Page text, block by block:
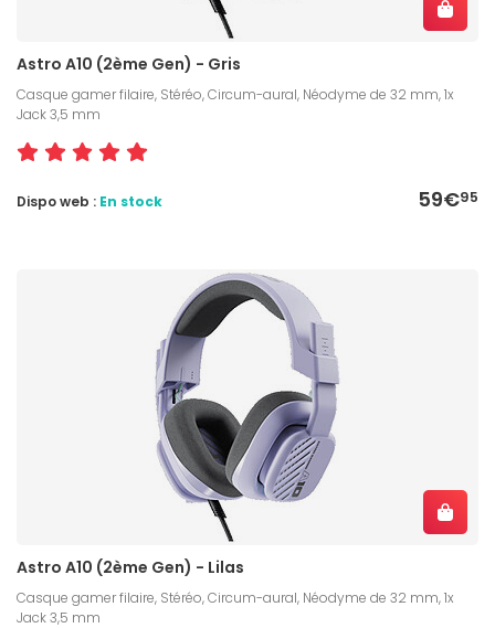
Astro A10 (2ème Gen) - Gris
Casque gamer filaire, Stéréo, Circum-aural, Néodyme de 32 mm, 1x
Jack 3,5 mm
59€95
Dispo web : En stock
Astro A10 (2ème Gen) - Lilas
Casque gamer filaire, Stéréo, Circum-aural, Néodyme de 32 mm, 1x
Jack 3,5 mm